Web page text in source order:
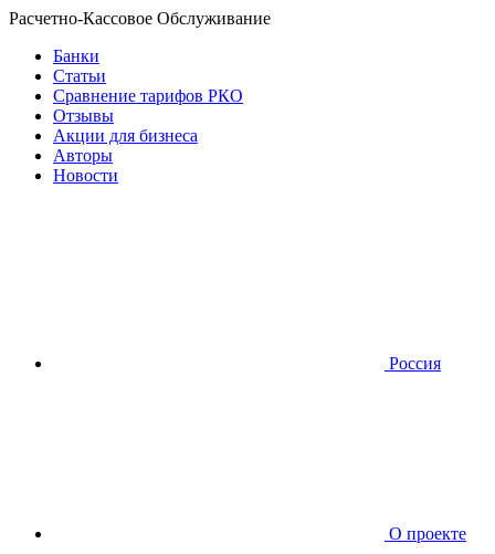
Расчетно-Кассовое Обслуживание
Банки
Статьи
Сравнение тарифов РКО
Отзывы
Акции для бизнеса
Авторы
Новости
Россия
О проекте